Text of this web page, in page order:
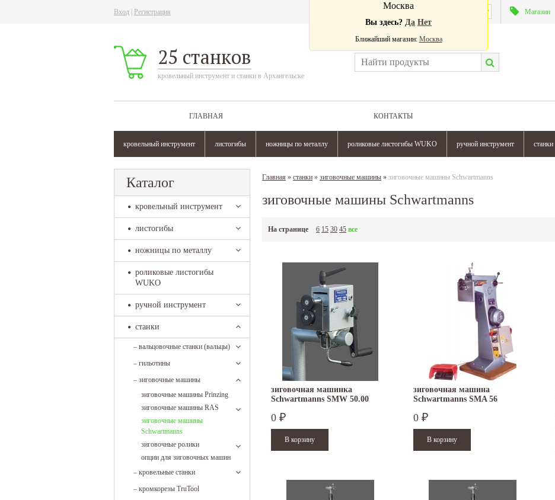
Вход Регистрация Магазин
25 станков
кровельный инструмент и станки в Архангельске
ГЛАВНАЯ КОНТАКТЫ
кровельный инструмент листогибы ножницы по металлу роликовые листогибы WUKO ручной инструмент станки
Москва
Вы здесь? Да Нет
Ближайший магазин: Москва
Каталог
кровельный инструмент
листогибы
ножницы по металлу
роликовые листогибы
WUKO
ручной инструмент
станки
– вальцовочные станки (вальцы)
– гильотины
– зиговочные машины
зиговочные машины Prinzing
зиговочные машины RAS
зиговочные машины
Schwartmanns
зиговочные ролики
опции для зиговочных машин
– кровельные станки
– кромкорезы TruTool
Главная » станки » зиговочные машины » зиговочные машины Schwartmanns
зиговочные машины Schwartmanns
На странице 6 15 30 45 все
зиговочная машинка
Schwartmanns SMW 50.00
0 ₽
зиговочная машина
Schwartmanns SMA 56
0 ₽